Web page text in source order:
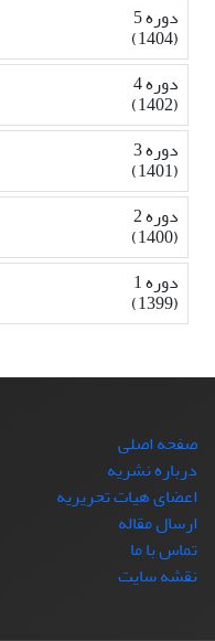
دوره 5
(1404)
دوره 4
(1402)
دوره 3
(1401)
دوره 2
(1400)
دوره 1
(1399)
صفحه اصلی
درباره نشریه
اعضای هیات تحریریه
ارسال مقاله
تماس با ما
نقشه سایت